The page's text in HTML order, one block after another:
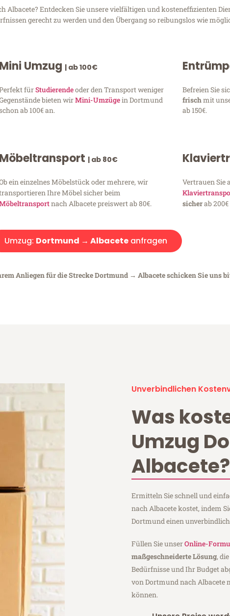
Albacete? Entdecken Sie unsere vielfältigen und kosteneffizienten
gerecht zu werden und den Übergang so reibungslos wie
Mini Umzug | ab 100€
fürStudierendeoder den Transport weniger
bieten wirMini-Umzügein Dortmund
ab 100€ an.
Befreien Sie
frischmit
ab 150€.
Möbeltransport | ab 80€
ein einzelnes Möbelstück oder mehrere, wir
Ihre Möbel sicher beim
nach Albacete preiswert ab 80€.
Vertrauen Sie
sicherab 200€
Umzug: Dortmund → Albacete anfragen
Anliegen für die Strecke Dortmund → Albacete schicken Sie uns
Unverbindlichen
Was
Umzug
Albacete?
Ermitteln Sie schnell und
nach Albacete kostet, indem
Dortmund einen
Füllen Sie unserOnline-
maßgeschneiderte Lösung,
Bedürfnisse und Ihr Budget
von Dortmund nach Albacete
können.